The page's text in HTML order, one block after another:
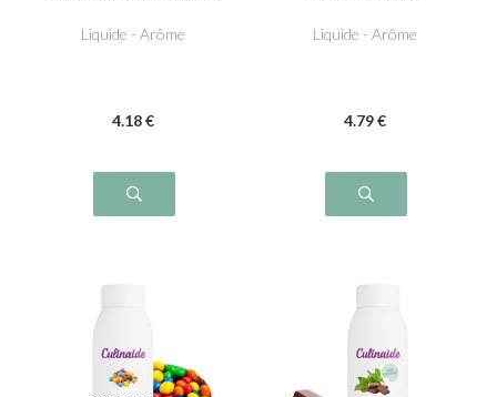
Liquide - Arôme
4.18 €
Liquide - Arôme
4.79 €